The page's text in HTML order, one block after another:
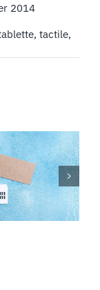
2014
, tactile,
La location de
énergivores
en 2023